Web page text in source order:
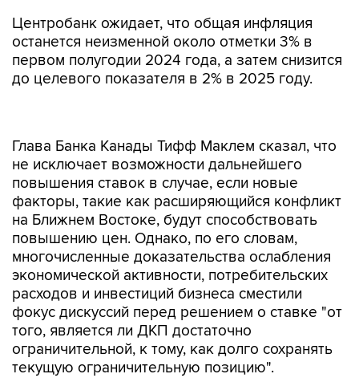
Центробанк ожидает, что общая инфляция
останется неизменной около отметки 3% в
первом полугодии 2024 года, а затем снизится
до целевого показателя в 2% в 2025 году.
Глава Банка Канады Тифф Маклем сказал, что
не исключает возможности дальнейшего
повышения ставок в случае, если новые
факторы, такие как расширяющийся конфликт
на Ближнем Востоке, будут способствовать
повышению цен. Однако, по его словам,
многочисленные доказательства ослабления
экономической активности, потребительских
расходов и инвестиций бизнеса сместили
фокус дискуссий перед решением о ставке "от
того, является ли ДКП достаточно
ограничительной, к тому, как долго сохранять
текущую ограничительную позицию".